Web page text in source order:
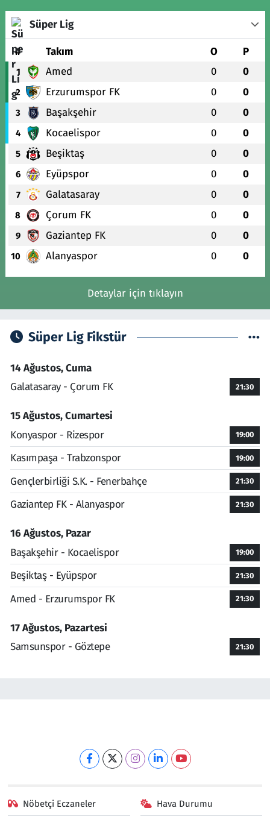
Süper Lig
# Takım O P
1 Amed 0 0
2 Erzurumspor FK 0 0
3 Başakşehir 0 0
4 Kocaelispor 0 0
5 Beşiktaş 0 0
6 Eyüpspor 0 0
7 Galatasaray 0 0
8 Çorum FK 0 0
9 Gaziantep FK 0 0
10 Alanyaspor 0 0
Detaylar için tıklayın
Süper Lig Fikstür
14 Ağustos, Cuma
Galatasaray - Çorum FK
21:30
15 Ağustos, Cumartesi
Konyaspor - Rizespor
19:00
Kasımpaşa - Trabzonspor 19:00
Gençlerbirliği S.K. - Fenerbahçe 21:30
Gaziantep FK - Alanyaspor 21:30
16 Ağustos, Pazar
Başakşehir - Kocaelispor
19:00
Beşiktaş - Eyüpspor 21:30
Amed - Erzurumspor FK 21:30
17 Ağustos, Pazartesi
Samsunspor - Göztepe
21:30
Nöbetçi Eczaneler Hava Durumu